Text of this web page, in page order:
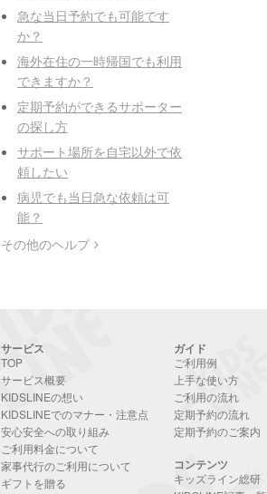
急な当日予約でも可能です
か？
海外在住の一時帰国でも利用
できますか？
定期予約ができるサポーター
の探し方
サポート場所を自宅以外で依
頼したい
病児でも当日急な依頼は可
能？
その他のヘルプ
サービス
TOP
サービス概要
KIDSLINEの想い
KIDSLINEでのマナー・注意点
安心安全への取り組み
ご利用料金について
家事代行のご利用について
ギフトを贈る
ガイド
ご利用例
上手な使い方
ご利用の流れ
定期予約の流れ
定期予約のご案内
コンテンツ
キッズライン総研